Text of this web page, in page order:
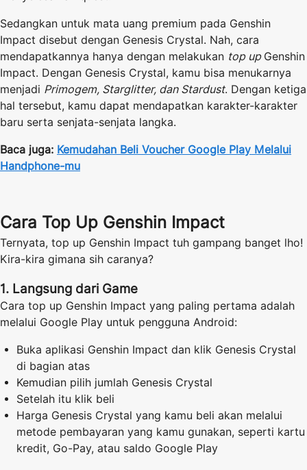
Sedangkan untuk mata uang premium pada Genshin
Impact disebut dengan Genesis Crystal. Nah, cara
mendapatkannya hanya dengan melakukan top up Genshin
Impact. Dengan Genesis Crystal, kamu bisa menukarnya
menjadi Primogem, Starglitter, dan Stardust. Dengan ketiga
hal tersebut, kamu dapat mendapatkan karakter-karakter
baru serta senjata-senjata langka.
Baca juga: Kemudahan Beli Voucher Google Play Melalui
Handphone-mu
Cara Top Up Genshin Impact
Ternyata, top up Genshin Impact tuh gampang banget lho!
Kira-kira gimana sih caranya?
1. Langsung dari Game
Cara top up Genshin Impact yang paling pertama adalah
melalui Google Play untuk pengguna Android:
Buka aplikasi Genshin Impact dan klik Genesis Crystal
di bagian atas
Kemudian pilih jumlah Genesis Crystal
Setelah itu klik beli
Harga Genesis Crystal yang kamu beli akan melalui
metode pembayaran yang kamu gunakan, seperti kartu
kredit, Go-Pay, atau saldo Google Play